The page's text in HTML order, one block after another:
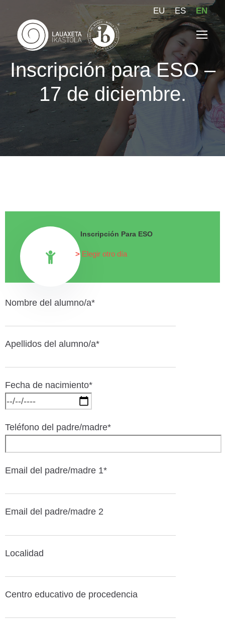
EU ES EN
Inscripción para ESO –
17 de diciembre.
Inscripción Para ESO
Elegir otro día
Nombre del alumno/a*
Apellidos del alumno/a*
Fecha de nacimiento*
Teléfono del padre/madre*
Email del padre/madre 1*
Email del padre/madre 2
Localidad
Centro educativo de procedencia